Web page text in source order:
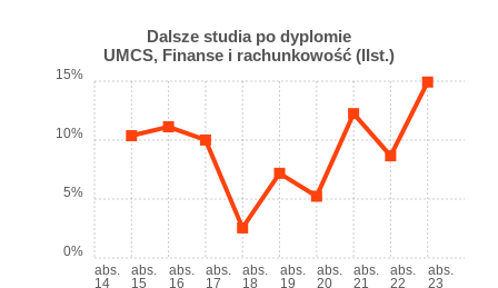
Dalsze studia po dyplomie
UMCS, Finanse i rachunkowość (IIst.)
abs.
14
abs.
15
abs.
16
abs.
17
abs.
18
abs.
19
abs.
20
abs.
21
abs.
22
abs.
23
0%
5%
10%
15%